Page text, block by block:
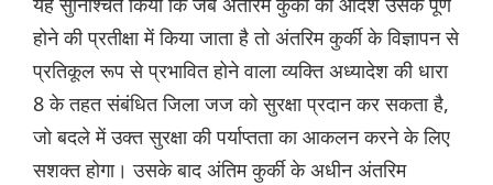
होने की प्रतीक्षा में किया जाता है तो अंतरिम कुर्की के विज्ञापन से
प्रतिकूल रूप से प्रभावित होने वाला व्यक्ति अध्यादेश की धारा
8 के तहत संबंधित जिला जज को सुरक्षा प्रदान कर सकता है,
जो बदले में उक्त सुरक्षा की पर्याप्तता का आकलन करने के लिए
सशक्त होगा। उसके बाद अंतिम कुर्की के अधीन अंतरिम